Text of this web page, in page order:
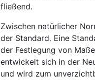
fließend.
Zwischen natürlicher
der Standard. Eine
der Festlegung von
entwickelt sich in der
und wird zum